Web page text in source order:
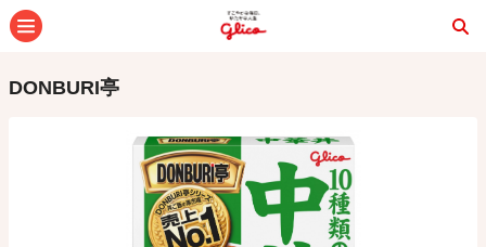
DONBURI亭